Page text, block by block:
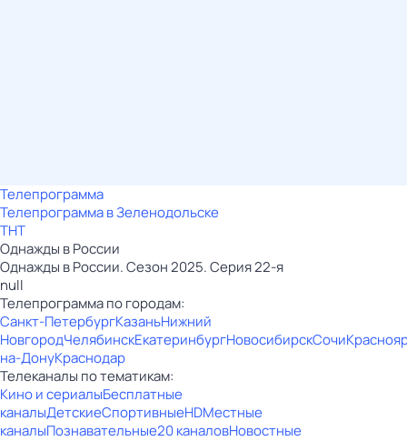
Телепрограмма
Телепрограмма в Зеленодольске
ТНТ
Однажды в России
Однажды в России. Сезон 2025. Серия 22-я
null
Телепрограмма по городам:
Санкт-ПетербургКазаньНижний
НовгородЧелябинскЕкатеринбургНовосибирскСочи
на-ДонуКраснодар
Телеканалы по тематикам:
Кино и сериалыБесплатные
каналыДетскиеСпортивныеHDМестные
каналыПознавательные20 каналовНовостные